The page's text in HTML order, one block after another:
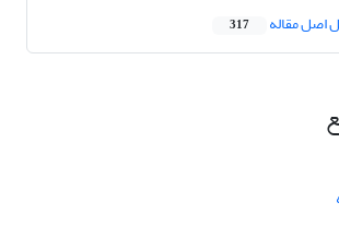
اصل مقاله 317